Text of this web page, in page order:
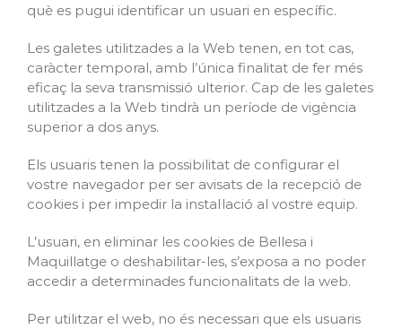
què es pugui identificar un usuari en específic.
Les galetes utilitzades a la Web tenen, en tot cas,
caràcter temporal, amb l’única finalitat de fer més
eficaç la seva transmissió ulterior. Cap de les galetes
utilitzades a la Web tindrà un període de vigència
superior a dos anys.
Els usuaris tenen la possibilitat de configurar el
vostre navegador per ser avisats de la recepció de
cookies i per impedir la instal·lació al vostre equip.
L’usuari, en eliminar les cookies de Bellesa i
Maquillatge o deshabilitar-les, s’exposa a no poder
accedir a determinades funcionalitats de la web.
Per utilitzar el web, no és necessari que els usuaris